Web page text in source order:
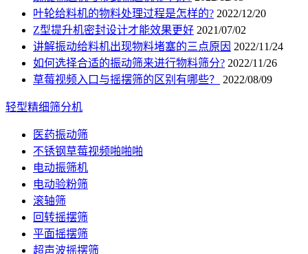
叶轮给料机的物料处理过程是怎样的? 2022/12/20
Z型提升机密封设计才能效果更好 2021/07/02
讲解振动给料机出现物料堵塞的三点原因 2022/11/24
如何选择合适的振动筛来进行物料筛分? 2022/11/26
草莓视频入口与摇摆筛的区别有哪些？
2022/08/09
轻型精细筛分机
医药振动筛
不锈钢草莓视频啪啪啪
电动振筛机
电动验粉筛
滚轴筛
回转摇摆筛
平面摇摆筛
超声波摇摆筛